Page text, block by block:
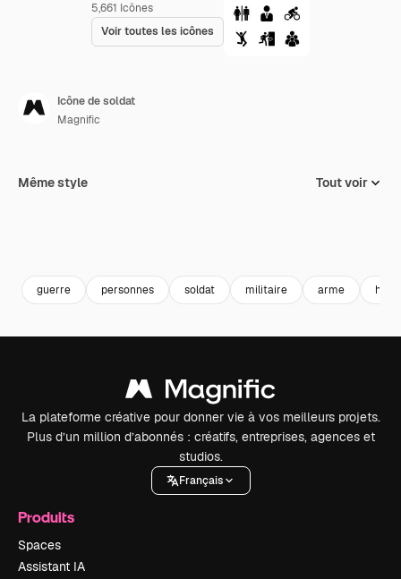
5,661 Icônes
Voir toutes les icônes
Icône de soldat
Magnific
Même style Tout voir
guerre personnes soldat militaire arme
La plateforme créative pour donner vie à vos meilleurs projets.
Plus d’un million d’abonnés : créatifs, entreprises, agences et
studios.
Français
Produits
Spaces
Assistant IA